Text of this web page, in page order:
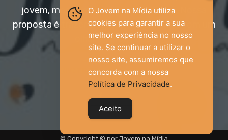
jovem, mas aberto a todas as idades. Nossa
proposta é trazer informação relevante com um
olhar diferenciado.
Entre em contato:
jovemnamidia2017@gmail.com
O Jovem na Mídia utiliza
cookies para garantir a sua
melhor experiência no nosso
site. Se continuar a utilizar o
nosso site, assumiremos que
concorda com a nossa
Política de Privacidade.
Aceito